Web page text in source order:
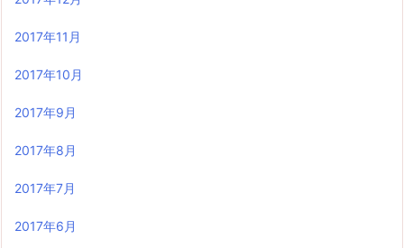
2017年11月
2017年10月
2017年9月
2017年8月
2017年7月
2017年6月